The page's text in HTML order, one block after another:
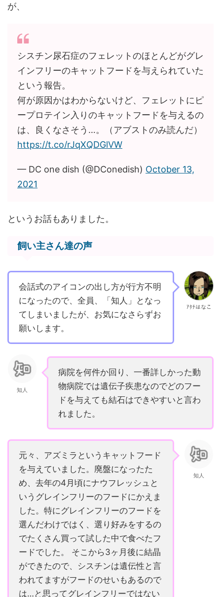
が、
シスチン尿石症のフェレットのほとんどがグレ
インフリーのキャットフードを与えられていた
という報告。
何が原因かはわからないけど、フェレットにピ
ープロテイン入りのキャットフードを与えるの
は、良くなさそう…。（アブストのみ読んだ）
https://t.co/rJqXQDGlVW
— DC one dish (@DConedish) October 13,
2021
というお話もありました。
飼い主さん達の声
会話式のアイコンの出し方が行方不明
になったので、全員、「知人」となっ
てしまいましたが、お気になさらずお
願いします。
ｱﾀﾁはなこ
知人
病院を何件か回り、一番詳しかった動
物病院では遺伝子疾患なのでどのフー
ドを与えても結石はできやすいと言わ
れました。
元々、アズミラというキャットフード
を与えていました。廃盤になったた
め、去年の4月頃にナウフレッシュと
いうグレインフリーのフードにかえま
した。特にグレインフリーのフードを
選んだわけではく、選り好みをするの
でたくさん買って試した中で食べたフ
ードでした。 そこから3ヶ月後に結晶
ができたので、シスチンは遺伝性と言
われてますがフードのせいもあるので
は…と思ってグレインフリーではない
知人